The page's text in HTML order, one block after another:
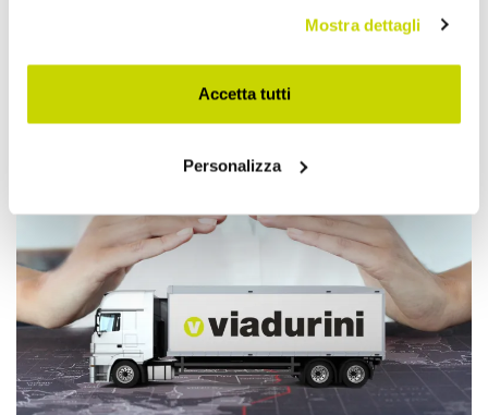
Mostra dettagli
Accetta tutti
Personalizza
Approfittane subito!